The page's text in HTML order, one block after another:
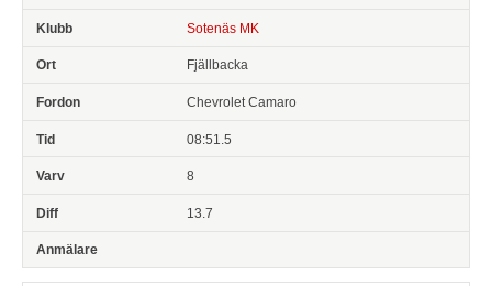
Sotenäs MK
Fjällbacka
Chevrolet Camaro
08:51.5
8
13.7